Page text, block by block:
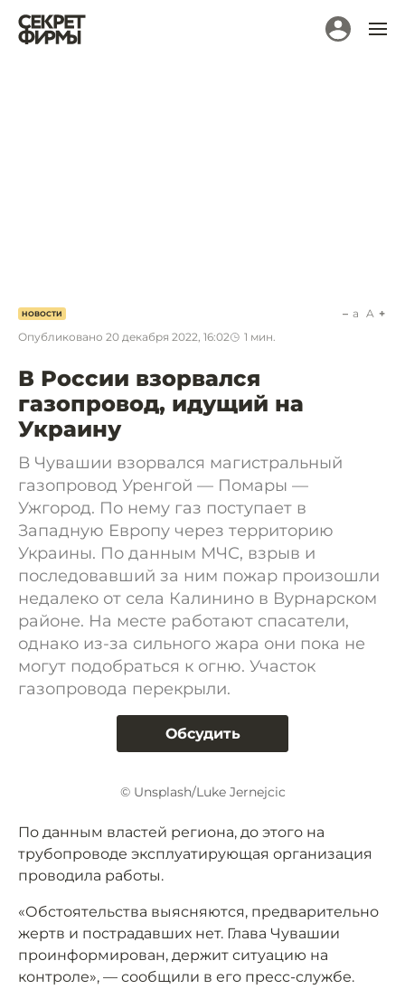
НОВОСТИ
Опубликовано 20 декабря 2022, 16:02 1 мин.
a A
В России взорвался
газопровод, идущий на
Украину
В Чувашии взорвался магистральный
газопровод Уренгой — Помары —
Ужгород. По нему газ поступает в
Западную Европу через территорию
Украины. По данным МЧС, взрыв и
последовавший за ним пожар произошли
недалеко от села Калинино в Вурнарском
районе. На месте работают спасатели,
однако из-за сильного жара они пока не
могут подобраться к огню. Участок
газопровода перекрыли.
Обсудить
© Unsplash/Luke Jernejcic
По данным властей региона, до этого на
трубопроводе эксплуатирующая организация
проводила работы.
«Обстоятельства выясняются, предварительно
жертв и пострадавших нет. Глава Чувашии
проинформирован, держит ситуацию на
контроле», — сообщили в его пресс-службе.